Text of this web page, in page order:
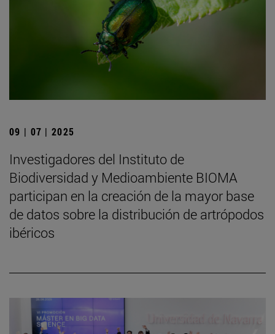
09 | 07 | 2025
Investigadores del Instituto de
Biodiversidad y Medioambiente BIOMA
participan en la creación de la mayor base
de datos sobre la distribución de artrópodos
ibéricos